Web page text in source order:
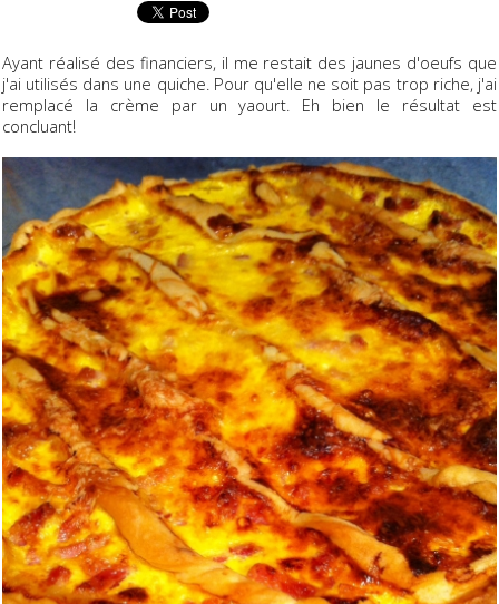
Ayant réalisé des financiers, il me restait des jaunes d'oeufs que
j'ai utilisés dans une quiche. Pour qu'elle ne soit pas trop riche, j'ai
remplacé la crème par un yaourt. Eh bien le résultat est
concluant!